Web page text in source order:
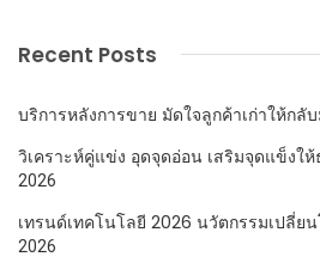
Recent Posts
บริการหลังการขาย มัดใจลูกค้าเก่าให้กลั
วิเคราะห์คู่แข่ง อุดจุดอ่อน เสริมจุดแข็งให้
2026
เทรนด์เทคโนโลยี 2026 นวัตกรรมเปลี่ย
2026